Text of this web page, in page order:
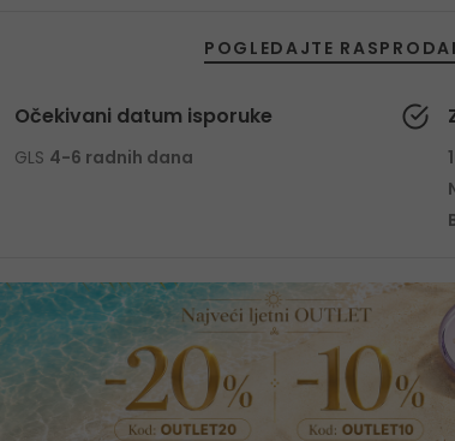
POGLEDAJTE
Očekivani datum isporuke
GLS 4-6 radnih dana